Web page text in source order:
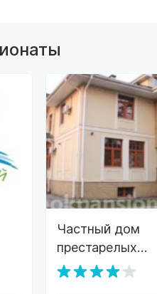
Частный дом
престарелых
«ДоброДом»